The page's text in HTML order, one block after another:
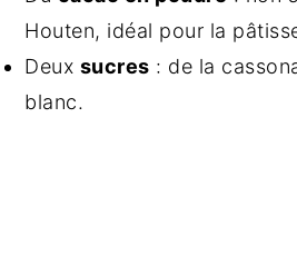
Houten, idéal pour la
Deux sucres : de la
blanc.